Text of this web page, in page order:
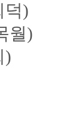
덕)
월)
)